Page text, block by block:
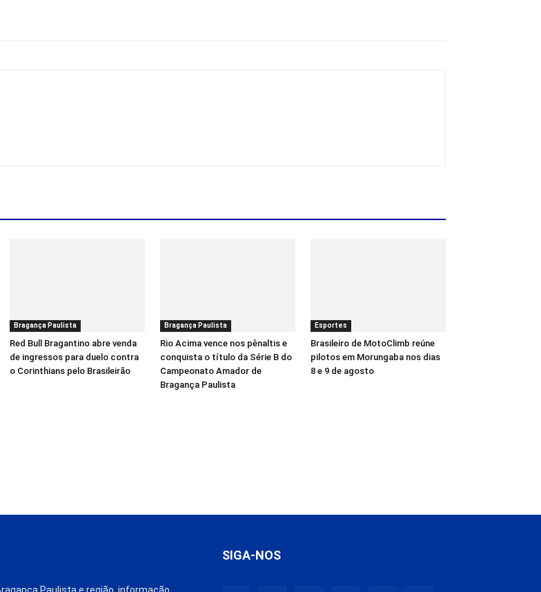
Bragança Paulista
Red Bull Bragantino abre venda
de ingressos para duelo contra
o Corinthians pelo Brasileirão
Bragança Paulista
Rio Acima vence nos pênaltis e
conquista o título da Série B do
Campeonato Amador de
Bragança Paulista
Esportes
Brasileiro de MotoClimb reúne
pilotos em Morungaba nos dias
8 e 9 de agosto
SIGA-NOS